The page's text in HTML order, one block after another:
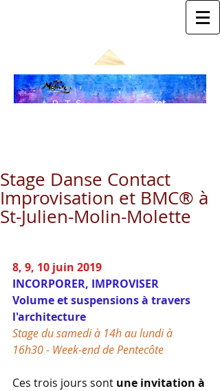
ret
ARTS
Stage Danse Contact
Improvisation et BMC® à
St-Julien-Molin-Molette
8, 9, 10 juin 2019
INCORPORER, IMPROVISER
Volume et suspensions à travers
l'architecture
Stage du samedi à 14h au lundi à
16h30 - Week-end de Pentecôte
Ces trois jours sont une invitation à